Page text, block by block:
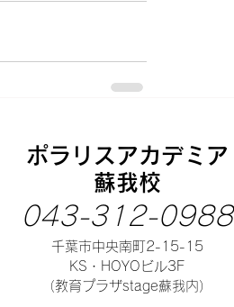
ポラリスアカデミア
蘇我校
043-312-0988
千葉市中央南町2-15-15
​KS・HOYOビル3F
（教育プラザstage蘇我内）